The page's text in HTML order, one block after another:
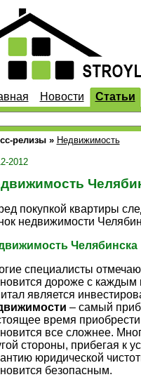
Новости Статьи
релизы » Недвижимость
2012
покупкой квартиры
недвижимости
Челябинска
специалисты
дороже с
является
– самый
время
все сложнее.
стороны, прибегая к
юридической
безопасным.